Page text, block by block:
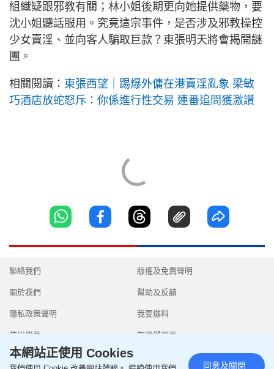
組織疑跟邪教有關；林小姐後期更向她提供藥物，要
沈小姐聽話服用。究竟這宗事件，是否涉及邪教操控
少女賣淫、並向客人騙取巨款？東張明天將會揭開謎
團。
相關閱讀： 東張西望｜踢爆外傭在港賣淫亂象 梁敏
巧酒店放蛇怒斥：你係進行性交易 連番追問獲激讚
聯絡我們
關於我們
隱私政策聲明
使用條款
版權及免責聲明
幫助及反饋
我要爆料
無障礙網頁
本網站正使用 Cookies
同意及關閉